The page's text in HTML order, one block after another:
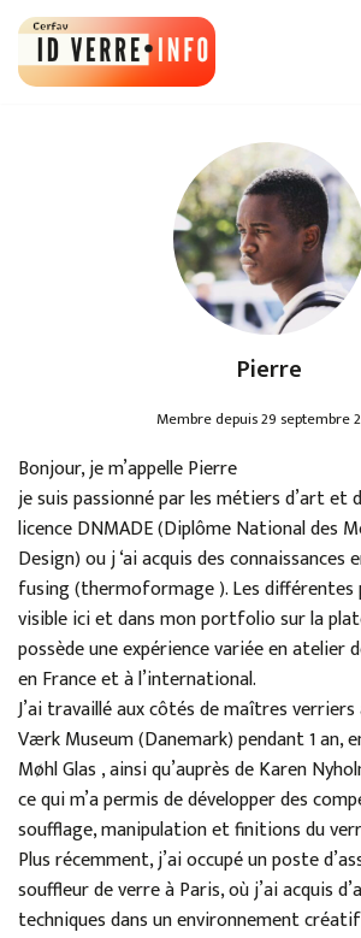
Aller
au
Pierre
Membre depuis 29 septembre
Bonjour, je m’appelle Pierre
je suis passionné par les métiers d’art et
licence DNMADE (Diplôme National des
Design) ou j ‘ai acquis des connaissances
fusing (thermoformage ). Les
visible ici et dans mon portfolio sur la
possède une expérience variée en atelier
en France et à l’international.
J’ai travaillé aux côtés de maîtres
Værk Museum (Danemark) pendant 1 an,
Møhl Glas , ainsi qu’auprès de Karen
ce qui m’a permis de développer des
soufflage, manipulation et finitions du
Plus récemment, j’ai occupé un poste
souffleur de verre à Paris, où j’ai acquis
techniques dans un environnement